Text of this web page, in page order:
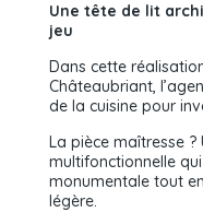
Une tête de lit
jeu
Dans cette
Châteaubriant,
de la cuisine pour
La pièce maîtresse ?
multifonctionnelle
monumentale tout
légère.